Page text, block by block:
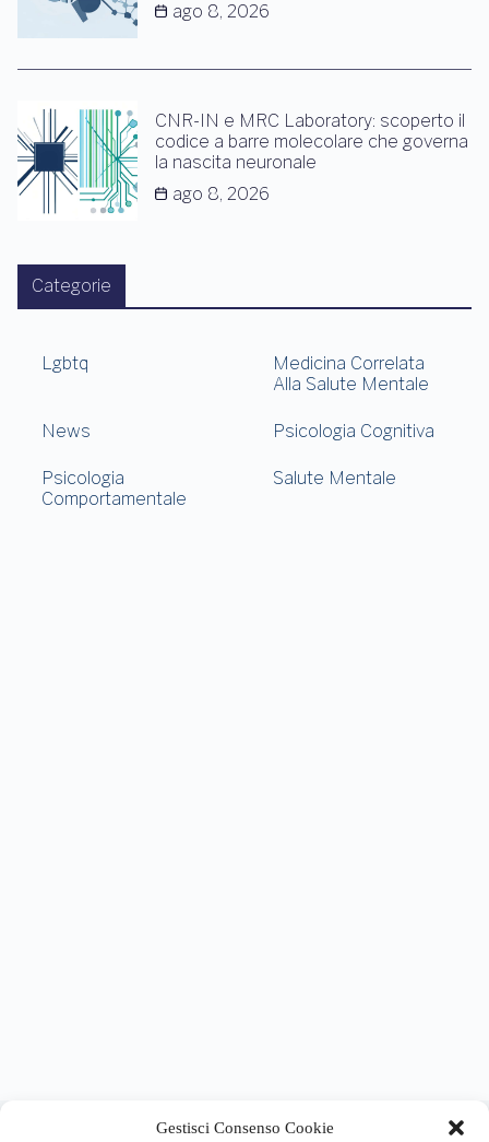
Gestisci Consenso Cookie
ago 8, 2026
CNR-IN e MRC Laboratory: scoperto il
codice a barre molecolare che governa
la nascita neuronale
ago 8, 2026
Categorie
Lgbtq
Medicina Correlata
Alla Salute Mentale
News Psicologia Cognitiva
Psicologia
Comportamentale
Salute Mentale